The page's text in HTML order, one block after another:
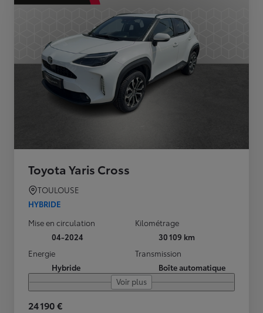
Toyota Yaris Cross
TOULOUSE
HYBRIDE
Mise en circulation
04-2024
Kilométrage
30 109 km
Energie
Hybride
Transmission
Boîte automatique
Voir plus
24 190 €